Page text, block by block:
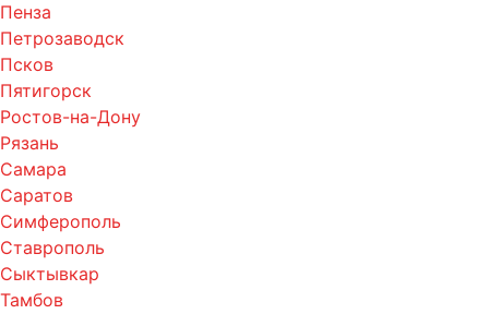
Пенза
Петрозаводск
Псков
Пятигорск
Ростов-на-Дону
Рязань
Самара
Саратов
Симферополь
Ставрополь
Сыктывкар
Тамбов